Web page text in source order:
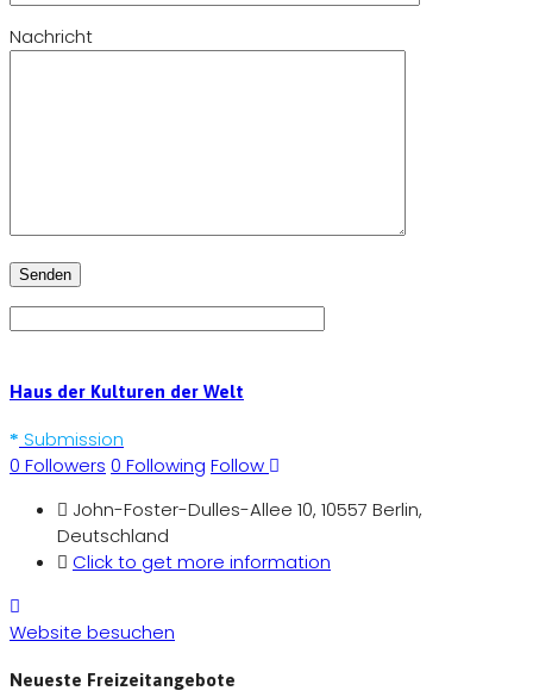
Nachricht
Haus der Kulturen der Welt
Submission
0 Followers 0 Following Follow
John-Foster-Dulles-Allee 10, 10557 Berlin,
Deutschland
Click to get more information
Website besuchen
Neueste Freizeitangebote